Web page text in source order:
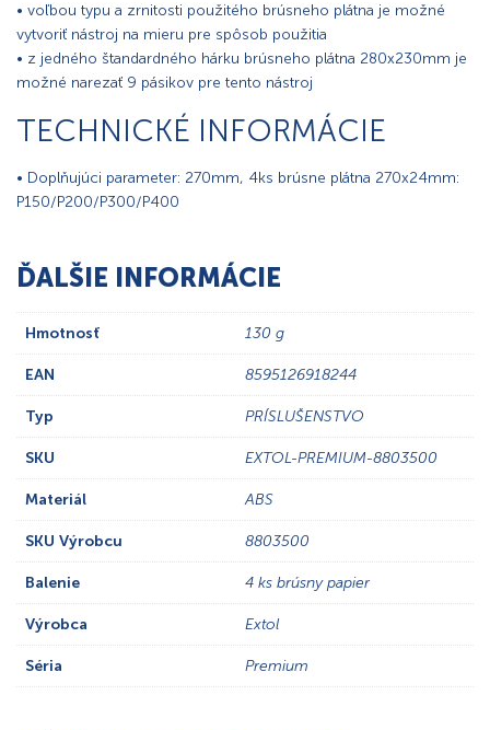
• voľbou typu a zrnitosti použitého brúsneho plátna je možné
vytvoriť nástroj na mieru pre spôsob použitia
• z jedného štandardného hárku brúsneho plátna 280x230mm je
možné narezať 9 pásikov pre tento nástroj
TECHNICKÉ INFORMÁCIE
• Doplňujúci parameter: 270mm, 4ks brúsne plátna 270x24mm:
P150/P200/P300/P400
ĎALŠIE INFORMÁCIE
Hmotnosť 130 g
EAN 8595126918244
Typ PRÍSLUŠENSTVO
SKU EXTOL-PREMIUM-8803500
Materiál ABS
SKU Výrobcu 8803500
Balenie 4 ks brúsny papier
Výrobca Extol
Séria Premium